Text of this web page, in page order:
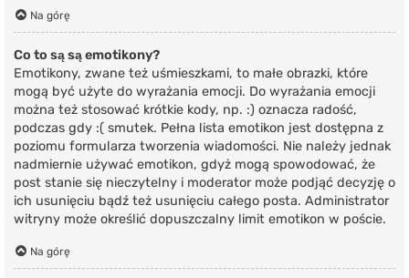
Na górę
Co to są są emotikony?
Emotikony, zwane też uśmieszkami, to małe obrazki, które
mogą być użyte do wyrażania emocji. Do wyrażania emocji
można też stosować krótkie kody, np. :) oznacza radość,
podczas gdy :( smutek. Pełna lista emotikon jest dostępna z
poziomu formularza tworzenia wiadomości. Nie należy jednak
nadmiernie używać emotikon, gdyż mogą spowodować, że
post stanie się nieczytelny i moderator może podjąć decyzję o
ich usunięciu bądź też usunięciu całego posta. Administrator
witryny może określić dopuszczalny limit emotikon w poście.
Na górę